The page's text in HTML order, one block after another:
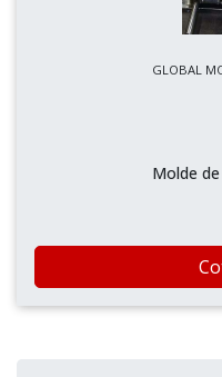
GLOBAL
Molde